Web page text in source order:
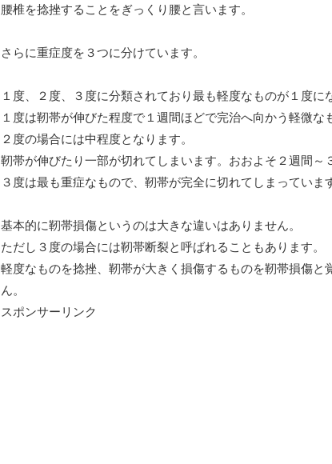
腰椎を捻挫することをぎっくり腰と言います。
さらに重症度を３つに分けています。
１度、２度、３度に分類されており最も軽度なものが１度に
１度は靭帯が伸びた程度で１週間ほどで完治へ向かう軽微な
２度の場合には中程度となります。
靭帯が伸びたり一部が切れてしまいます。おおよそ２週間～
３度は最も重症なもので、靭帯が完全に切れてしまっていま
基本的に靭帯損傷というのは大きな違いはありません。
ただし３度の場合には靭帯断裂と呼ばれることもあります。
軽度なものを捻挫、靭帯が大きく損傷するものを靭帯損傷と
ん。
スポンサーリンク